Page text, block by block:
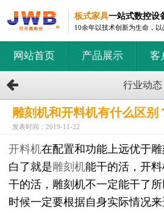
板式家具一站式数控设
10余年以技术创新为生命，以
网站首页 产品展示 客
行业动态
雕刻机和开料机有什么区别
发表时间：2019-11-22
开料机在配置和功能上远优于
白了就是雕刻机能干的活，开
干的活，雕刻机不一定能干了
时候一定要根据自身实际情况